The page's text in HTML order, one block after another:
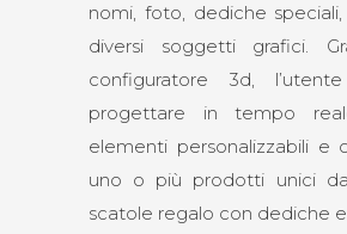
nomi, foto, dediche
diversi soggetti grafici.
configuratore 3d,
progettare in tempo
elementi personalizzabili e
uno o più prodotti unici
scatole regalo con dediche